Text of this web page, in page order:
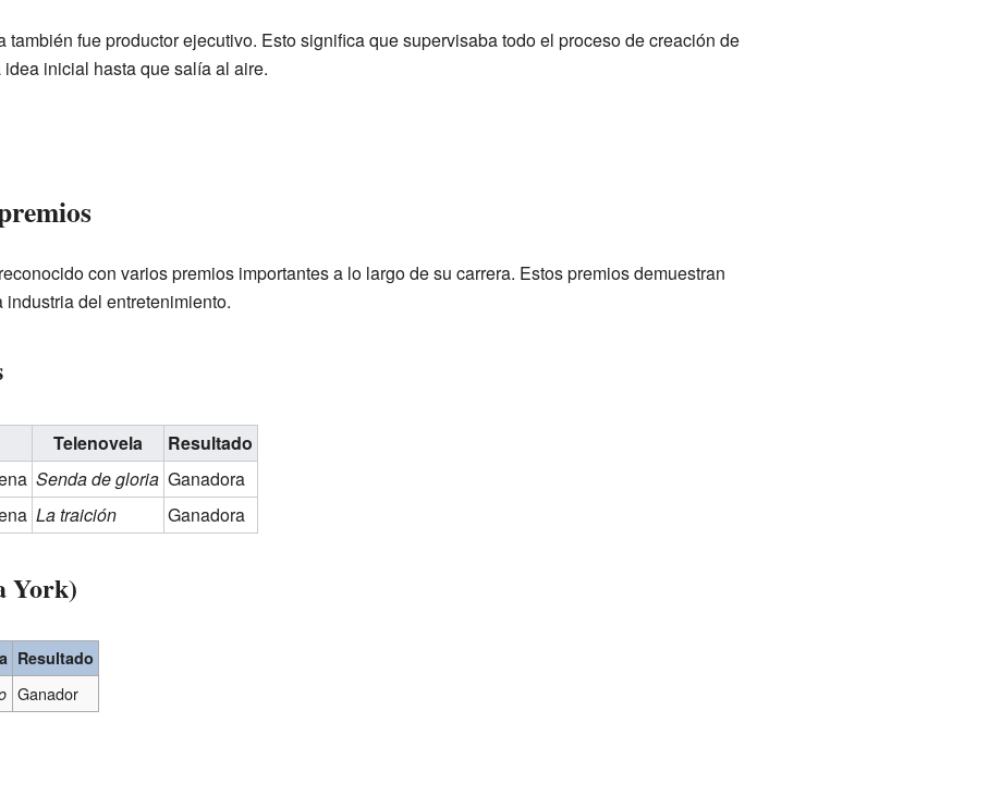
también fue productor ejecutivo. Esto significa que supervisaba todo el proceso de creación de
inicial hasta que salía al aire.
con varios premios importantes a lo largo de su carrera. Estos premios demuestran
del entretenimiento.
Telenovela
Resultado
Senda de gloria Ganadora
La traición Ganadora
York)
Resultado
Ganador